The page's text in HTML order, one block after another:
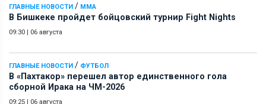
ГЛАВНЫЕ НОВОСТИ / ММА
В Бишкеке пройдет бойцовский турнир Fight Nights
09:30 | 06 августа
ГЛАВНЫЕ НОВОСТИ / ФУТБОЛ
В «Пахтакор» перешел автор единственного гола
сборной Ирака на ЧМ-2026
09:25 | 06 августа